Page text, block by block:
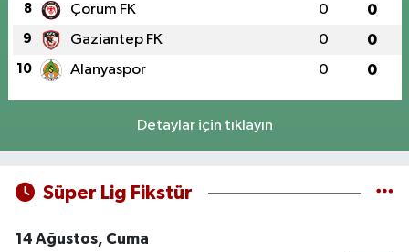
8 Çorum FK 0 0
9 Gaziantep FK 0 0
10 Alanyaspor 0 0
Detaylar için tıklayın
Süper Lig Fikstür
14 Ağustos, Cuma